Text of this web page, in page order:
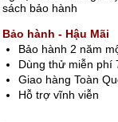
sách bảo hành
Bảo hành - Hậu Mãi
Bảo hành 2 năm
Dùng thử miễn phí
Giao hàng Toàn
Hỗ trợ vĩnh viễn